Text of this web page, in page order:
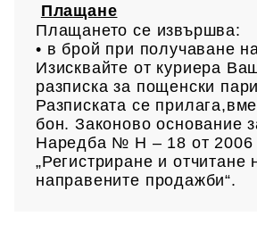
Плащане
Плащането се извършва:
• в брой при получаване
Изисквайте от куриера
разписка за пощенски
Разписката се
бон. Законово основание
Наредба № Н – 18 от 2006
„Регистриране и отчитане
направените продажби“.